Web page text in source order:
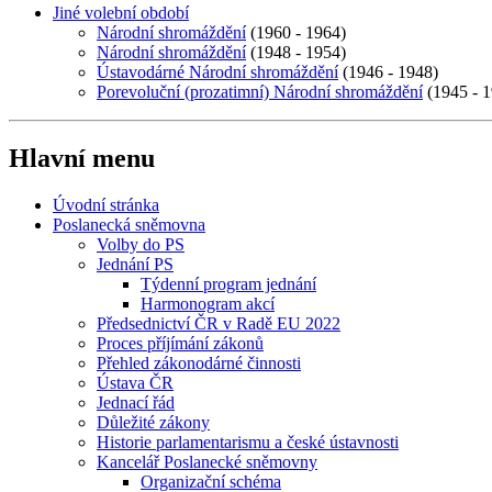
Jiné volební období
Národní shromáždění(1960 - 1964)
Národní shromáždění(1948 - 1954)
Ústavodárné Národní shromáždění(1946 - 1948)
Porevoluční (prozatimní) Národní shromáždění(1945 -
Hlavní menu
Úvodní stránka
Poslanecká sněmovna
Volby do PS
Jednání PS
Týdenní program jednání
Harmonogram akcí
Předsednictví ČR v Radě EU 2022
Proces příjímání zákonů
Přehled zákonodárné činnosti
Ústava ČR
Jednací řád
Důležité zákony
Historie parlamentarismu a české ústavnosti
Kancelář Poslanecké sněmovny
Organizační schéma